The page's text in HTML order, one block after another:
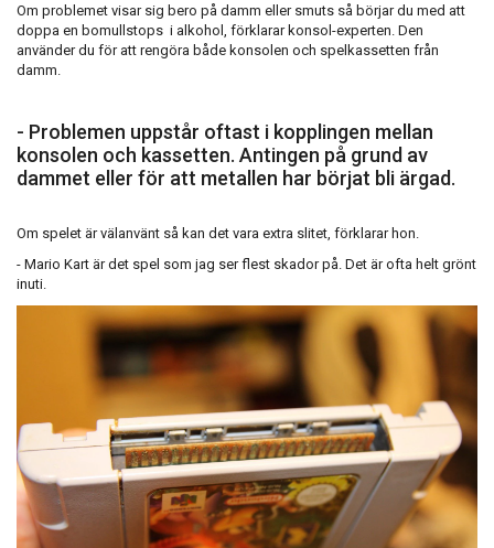
Om problemet visar sig bero på damm eller smuts så börjar du med att
doppa en bomullstops i alkohol, förklarar konsol-experten. Den
använder du för att rengöra både konsolen och spelkassetten från
damm.
- Problemen uppstår oftast i kopplingen mellan
konsolen och kassetten. Antingen på grund av
dammet eller för att metallen har börjat bli ärgad.
Om spelet är välanvänt så kan det vara extra slitet, förklarar hon.
- Mario Kart är det spel som jag ser flest skador på. Det är ofta helt grönt
inuti.